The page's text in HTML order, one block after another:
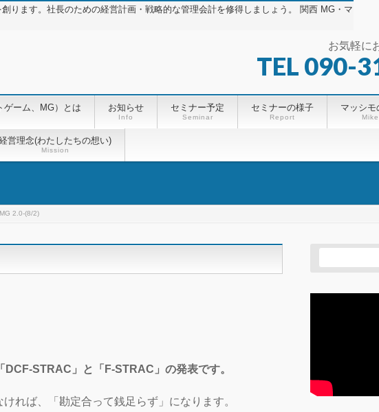
ります。社長のための経営計画・戦略的な管理会計を修得しましょう。 関西 MG・マ
お気軽に
TEL 090-
ゲーム、MG）とは お知らせ
Info
セミナー予定
Seminar
セミナーの様子
Report
マッシモ
営理念(わたしたちの想い)
Mission
2.0-(8/2)
STRAC」と「F-STRAC」の発表です。
れば、「勘定合って銭足らず」になります。